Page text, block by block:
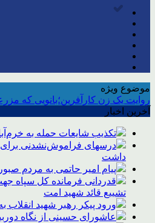
موضوع ویژه
روایت یک زن کارآفرین؛بانویی که
آخرین اخبار
تکذیب شایعات حمله به
درسهای فراموش‌نشدنی برای
داشت
پیام امیر حاتمی به مردم
قدردانی فرمانده کل سپاه
تشییع قائد شهید امت
ورود پیکر رهبر شهید
عاشورای حسینی از نگاه